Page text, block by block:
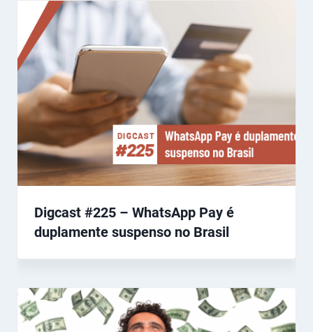
Digcast #225 – WhatsApp Pay é
duplamente suspenso no Brasil